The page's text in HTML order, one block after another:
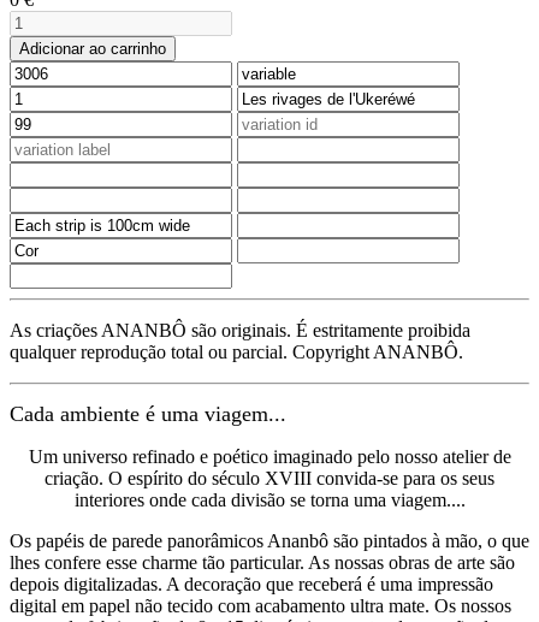
Adicionar ao carrinho
As criações ANANBÔ são originais. É estritamente proibida
qualquer reprodução total ou parcial. Copyright ANANBÔ.
Cada ambiente é uma viagem...
Um universo refinado e poético imaginado pelo nosso atelier de
criação. O espírito do século XVIII convida-se para os seus
interiores onde cada divisão se torna uma viagem....
Os papéis de parede panorâmicos Ananbô são pintados à mão, o que
lhes confere esse charme tão particular. As nossas obras de arte são
depois digitalizadas. A decoração que receberá é uma impressão
digital em papel não tecido com acabamento ultra mate. Os nossos